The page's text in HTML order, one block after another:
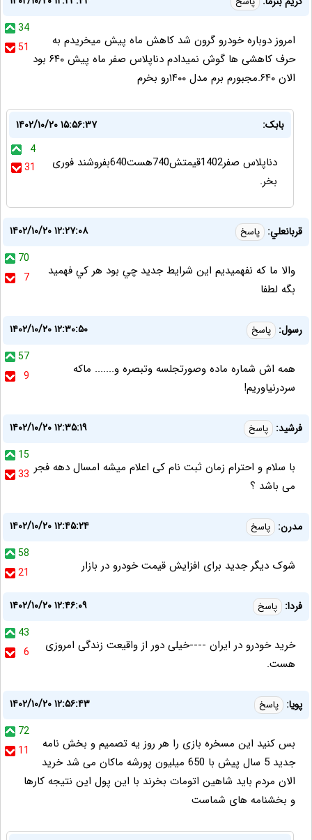
34
51
امروز دوباره خودرو گرون شد کاهش ماه پیش میخریدم به
حرف کاهشی ها گوش نمیدادم دناپلاس صفر ماه پیش ۶۴۰ بود
الان ۶۴۰.مجبورم برم مدل ۱۴۰۰رو بخرم
بابک:
۱۴۰۲/۱۰/۲۰ ۱۵:۵۶:۳۷
4
31
دناپلاس صفر1402قیمتش740هست640بفروشند فوری
بخر.
قربانعلي: پاسخ
۱۴۰۲/۱۰/۲۰ ۱۲:۲۷:۰۸
70
7
والا ما كه نفهميديم اين شرايط جديد چي بود هر كي فهميد
بگه لطفا
رسول: پاسخ
۱۴۰۲/۱۰/۲۰ ۱۲:۳۰:۵۰
57
9
همه اش شماره ماده وصورتجلسه وتبصره و....... ماکه
سردرنیاوریم!
فرشید: پاسخ
۱۴۰۲/۱۰/۲۰ ۱۲:۳۵:۱۹
15
33 با سلام و احترام زمان ثبت نام کی اعلام میشه امسال دهه فجر
می باشد ؟
مدرن: پاسخ
۱۴۰۲/۱۰/۲۰ ۱۲:۴۵:۲۴
58
21
شوک دیگر جدید برای افزایش قیمت خودرو در بازار
فردا: پاسخ
۱۴۰۲/۱۰/۲۰ ۱۲:۴۶:۰۹
43
6
خرید خودرو در ایران ----خیلی دور از واقیعت زندگی امروزی
هست.
پویا: پاسخ
۱۴۰۲/۱۰/۲۰ ۱۲:۵۶:۴۳
72
11
بس کنید این مسخره بازی را هر روز یه تصمیم و بخش نامه
جدید 5 سال پیش با 650 میلیون پورشه ماکان می شد خرید
الان مردم باید شاهین اتومات بخرند با این پول این نتیجه کارها
و بخشنامه های شماست